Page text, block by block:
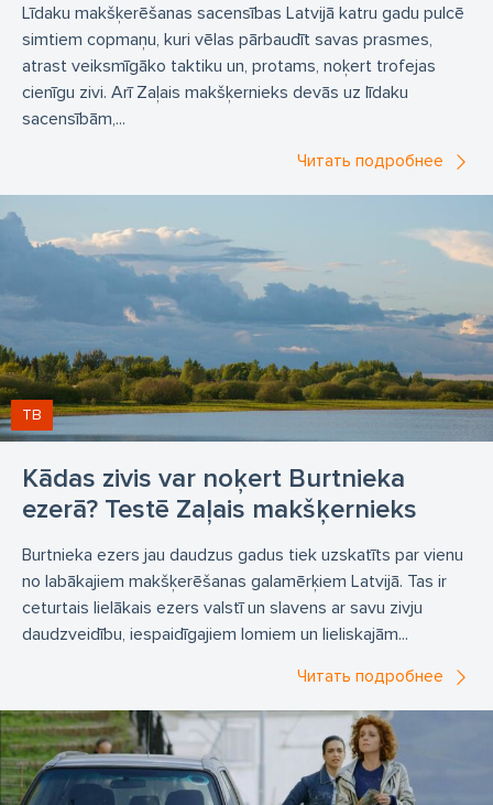
Līdaku makšķerēšanas sacensības Latvijā katru gadu pulcē
simtiem copmaņu, kuri vēlas pārbaudīt savas prasmes,
atrast veiksmīgāko taktiku un, protams, noķert trofejas
cienīgu zivi. Arī Zaļais makšķernieks devās uz līdaku
sacensībām,...
Читать подробнее
Kādas zivis var noķert Burtnieka
ezerā? Testē Zaļais makšķernieks
ТВ
Burtnieka ezers jau daudzus gadus tiek uzskatīts par vienu
no labākajiem makšķerēšanas galamērķiem Latvijā. Tas ir
ceturtais lielākais ezers valstī un slavens ar savu zivju
daudzveidību, iespaidīgajiem lomiem un lieliskajām...
Читать подробнее